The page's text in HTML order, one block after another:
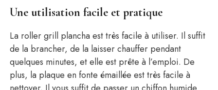
Une utilisation facile et pratique
La roller grill plancha est très facile à utiliser. Il suffit
de la brancher, de la laisser chauffer pendant
quelques minutes, et elle est prête à l’emploi. De
plus, la plaque en fonte émaillée est très facile à